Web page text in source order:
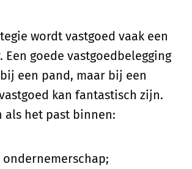
wordt vastgoed vaak een
Een goede vastgoedbelegging
een pand, maar bij een
kan fantastisch zijn.
als het past binnen:
ondernemerschap;